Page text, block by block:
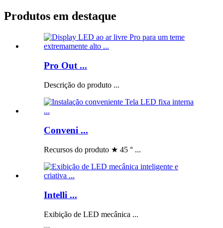
Produtos em destaque
Pro Out ...
Descrição do produto ...
Conveni ...
Recursos do produto ★ 45 ° ...
Intelli ...
Exibição de LED mecânica ...